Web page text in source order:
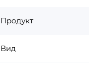
Продукт
Вид